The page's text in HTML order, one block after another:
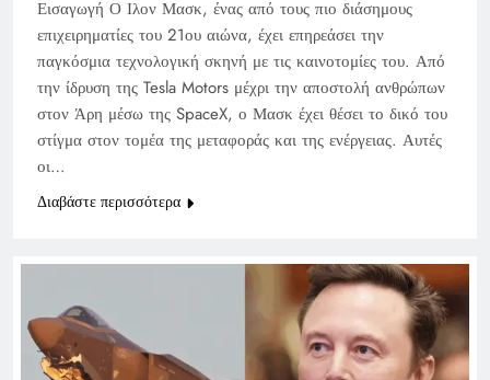
Εισαγωγή Ο Ιλον Μασκ, ένας από τους πιο διάσημους
επιχειρηματίες του 21ου αιώνα, έχει επηρεάσει την
παγκόσμια τεχνολογική σκηνή με τις καινοτομίες του. Από
την ίδρυση της Tesla Motors μέχρι την αποστολή ανθρώπων
στον Άρη μέσω της SpaceX, ο Μασκ έχει θέσει το δικό του
στίγμα στον τομέα της μεταφοράς και της ενέργειας. Αυτές
οι…
Διαβάστε περισσότερα